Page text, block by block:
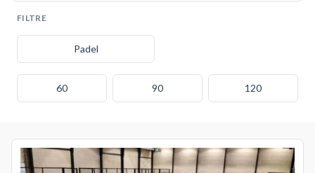
FILTRE
Padel
60 90 120